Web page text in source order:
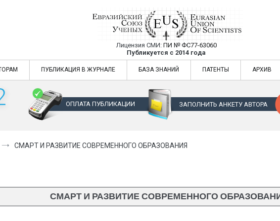
Евразийский Союз Ученых —
Лицензия СМИ: ПИ № ФС77-63060
Публикуется с 2014 года
Евразийский Союз Ученых — публикация научных статей в
ПУБЛИКАЦИЯ В ЖУРНАЛЕ БАЗА ЗНАНИЙ ПАТЕНТЫ АРХИВ
ОПЛАТА ПУБЛИКАЦИИ ЗАПОЛНИТЬ АНКЕТУ АВТОРА
СМАРТ И РАЗВИТИЕ СОВРЕМЕННОГО ОБРАЗОВАНИЯ
СМАРТ И РАЗВИТИЕ СОВРЕМЕННОГО